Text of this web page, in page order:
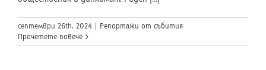
септември 26th, 2024
Репортажи от събития
Прочетете повече